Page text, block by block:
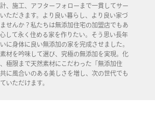
、施工、アフターフォローまで一貫してサー
ただきます。より良い暮らし、より良い家づ
せんか？私たちは無添加住宅の加盟店でもあ
して永く住める家を作りたい。そう思い長年
に身体に良い無添加の家を完成させました。
材を吟味して選び、究極の無添加を実現。化
極限まで天然素材にこだわった「無添加住
に風合いのある美しさを増し、次の世代でも
いただけます。